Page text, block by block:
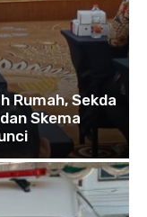
Rumah, Sekda
Skema